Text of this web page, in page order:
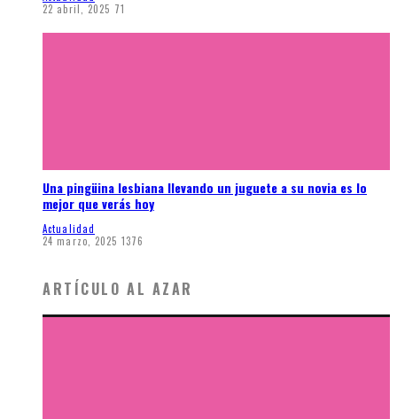
22 abril, 2025 71
Una pingüina lesbiana llevando un juguete a su novia es lo
mejor que verás hoy
Actualidad
24 marzo, 2025 1376
ARTÍCULO AL AZAR